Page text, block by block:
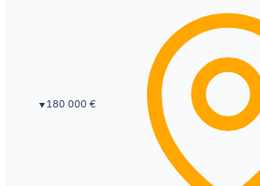
▼ 180 000 €